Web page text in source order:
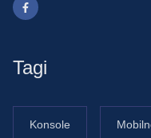
Tagi
Konsole